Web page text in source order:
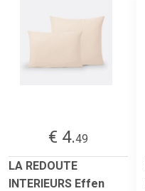
€ 4.49
LA REDOUTE
INTERIEURS Effen